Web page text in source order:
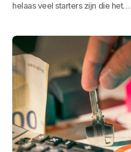
helaas veel starters zijn die het…